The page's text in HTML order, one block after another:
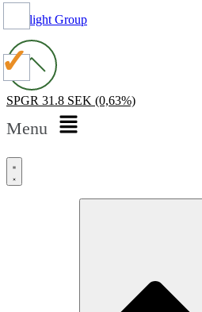
Spotlight Group
SPGR 31.8 SEK (0,63%)
Menu